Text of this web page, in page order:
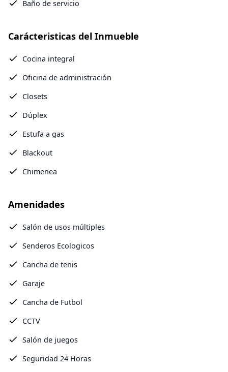
Baño de servicio
Carácteristicas del Inmueble
Cocina integral
Oficina de administración
Closets
Dúplex
Estufa a gas
Blackout
Chimenea
Amenidades
Salón de usos múltiples
Senderos Ecologicos
Cancha de tenis
Garaje
Cancha de Futbol
CCTV
Salón de juegos
Seguridad 24 Horas